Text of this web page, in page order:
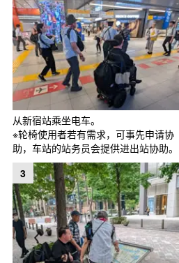
从新宿站乘坐电车。
※轮椅使用者若有需求，可事先申请协
助，车站的站务员会提供进出站协助。
3